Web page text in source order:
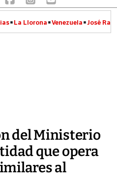
La Llorona Venezuela José
del Ministerio
que opera
al